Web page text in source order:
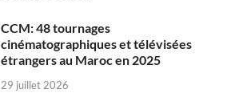
CCM: 48 tournages
cinématographiques et télévisées
étrangers au Maroc en 2025
29 juillet 2026